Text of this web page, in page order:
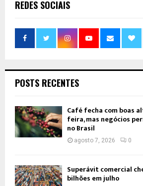
REDES SOCIAIS
POSTS RECENTES
Café fecha com boas
feira, mas negócios
no Brasil
agosto 7, 2026 0
Superávit comercial
bilhões em julho